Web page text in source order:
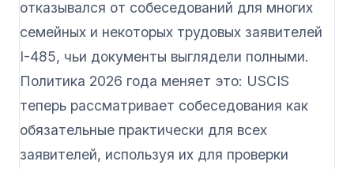
отказывался от собеседований для многих
семейных и некоторых трудовых заявителей
I-485, чьи документы выглядели полными.
Политика 2026 года меняет это: USCIS
теперь рассматривает собеседования как
обязательные практически для всех
заявителей, используя их для проверки